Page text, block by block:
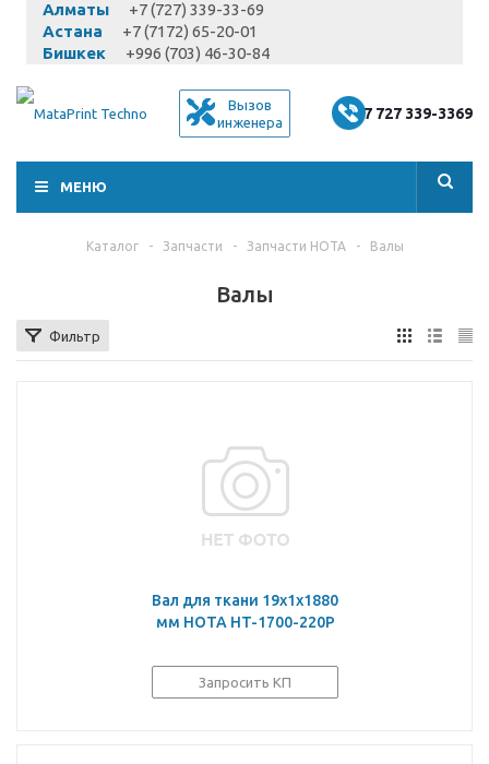
Алматы
+7 (727) 339-33-69
Астана
+7 (7172) 65-20-01
Бишкек
+996 (703) 46-30-84
Вызов
инженера
+7 727 339-3369
МЕНЮ
Каталог - Запчасти - Запчасти HOTA - Валы
Валы
Фильтр
Вал для ткани 19х1х1880
мм HOTA HT-1700-220P
Запросить КП